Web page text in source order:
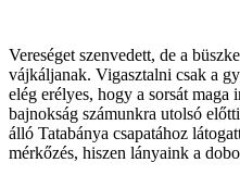
Vereséget szenvedett, de a
vájkáljanak. Vigasztalni csak a
elég erélyes, hogy a sorsát
bajnokság számunkra utolsó
álló Tatabánya csapatához
mérkőzés, hiszen lányaink a